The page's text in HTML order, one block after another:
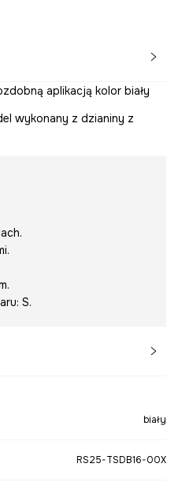
aplikacją kolor biały
wykonany z dzianiny z
S.
biały
RS25-TSDB16-00X